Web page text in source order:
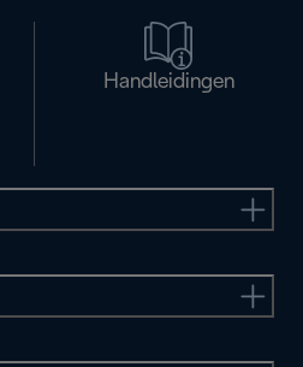
Handleidingen